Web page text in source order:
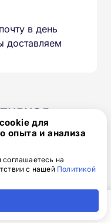
в день
доставляем
проходить
месте и с
свой учебный
для
опыта и анализа
соглашаетесь на
с нашей Политикой